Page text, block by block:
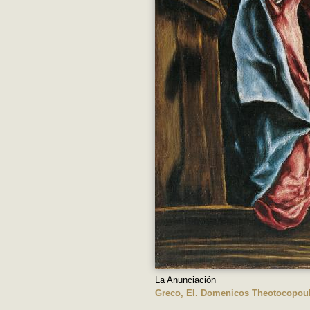
La Anunciación
Greco, El. Domenicos